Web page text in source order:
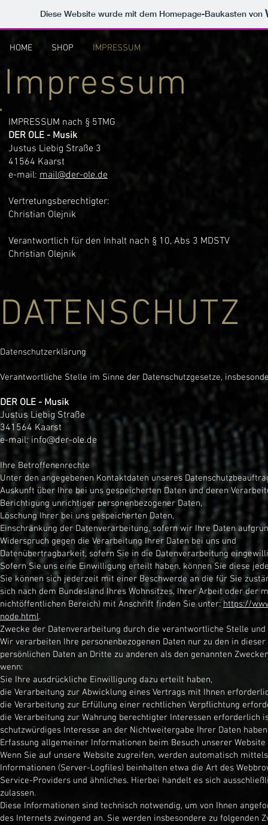
Diese Website wurde mit dem Homepage-Baukasten von
HOME SHOP IMPRESSUM
Impressum
IMPRESSUM nach § 5TMG
DER OLE - Musik
Justus Liebig Straße 3
41564 Kaarst
e-mail: mail@der-ole.de
Vertretungsberechtigter:
Christian Olejnik
Verantwortlich für den Inhalt nach § 10, Abs 3 MDSTV
Christian Olejnik
DATENSCHUTZ
Datenschutzerklärung
Verantwortliche Stelle im Sinne der Datenschutzgesetze,
DER OLE - Musik
Justus Liebig Straße
341564 Kaarst
e-mail: info@der-ole.de
Ihre Betroffenenrechte
Unter den angegebenen Kontaktdaten unseres
Auskunft über Ihre bei uns gespeicherten Daten und deren
Berichtigung unrichtiger personenbezogener Daten,
Löschung Ihrer bei uns gespeicherten Daten,
Einschränkung der Datenverarbeitung, sofern wir Ihre Daten
Widerspruch gegen die Verarbeitung Ihrer Daten bei uns und
Datenübertragbarkeit, sofern Sie in die Datenverarbeitung
Sofern Sie uns eine Einwilligung erteilt haben, können Sie diese
Sie können sich jederzeit mit einer Beschwerde an die für Sie
sich nach dem Bundesland Ihres Wohnsitzes, Ihrer Arbeit oder der
nichtöffentlichen Bereich) mit Anschrift finden Sie unter:https://
node.html.
Zwecke der Datenverarbeitung durch die verantwortliche Stelle
Wir verarbeiten Ihre personenbezogenen Daten nur zu den in
persönlichen Daten an Dritte zu anderen als den genannten
wenn:
Sie Ihre ausdrückliche Einwilligung dazu erteilt haben,
die Verarbeitung zur Abwicklung eines Vertrags mit Ihnen
die Verarbeitung zur Erfüllung einer rechtlichen Verpflichtung
die Verarbeitung zur Wahrung berechtigter Interessen erforderlich
schutzwürdiges Interesse an der Nichtweitergabe Ihrer Daten
Erfassung allgemeiner Informationen beim Besuch unserer Website
Wenn Sie auf unsere Website zugreifen, werden automatisch
Informationen (Server-Logfiles) beinhalten etwa die Art des
Service-Providers und ähnliches. Hierbei handelt es sich
zulassen.
Diese Informationen sind technisch notwendig, um von Ihnen
des Internets zwingend an. Sie werden insbesondere zu folgenden